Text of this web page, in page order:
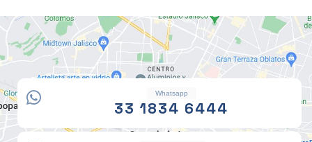
Whatsapp
33 1834 6444